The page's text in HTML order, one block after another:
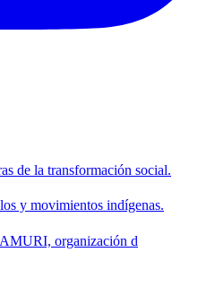
de la transformación social.
y movimientos indígenas.
organización d